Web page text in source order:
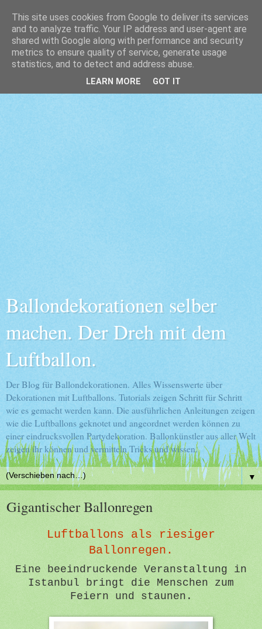
Ballondekorationen selber
machen. Der Dreh mit dem
Luftballon.
Der Blog für Ballondekorationen. Alles Wissenswerte über
Dekorationen mit Luftballons. Tutorials zeigen Schritt für Schritt
wie es gemacht werden kann. Die ausführlichen Anleitungen zeigen
wie die Luftballons geknotet und angeordnet werden können zu
einer eindrucksvollen Partydekoration. Ballonkünstler aus aller Welt
zeigen ihr können und vermitteln Tricks und wissen.
▼
Gigantischer Ballonregen
Luftballons als riesiger
Ballonregen.
Eine beeindruckende Veranstaltung in
Istanbul bringt die Menschen zum
Feiern und staunen.
This site uses cookies from Google to deliver its services
and to analyze traffic. Your IP address and user-agent are
shared with Google along with performance and security
metrics to ensure quality of service, generate usage
statistics, and to detect and address abuse.
LEARN MORE GOT IT